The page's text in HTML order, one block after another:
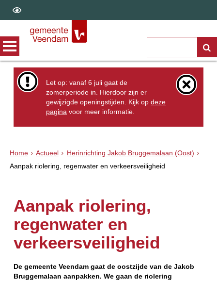
Let op: vanaf 6 juli gaat de
zomerperiode in. Hierdoor zijn er
gewijzigde openingstijden. Kijk opdeze
pagina voor meer informatie.
Home Actueel
Herinrichting Jakob Bruggemalaan (Oost)
Aanpak riolering, regenwater en verkeersveiligheid
Aanpak riolering,
regenwater en
verkeersveiligheid
De gemeente Veendam gaat de oostzijde van de Jakob
Bruggemalaan aanpakken. We gaan de riolering